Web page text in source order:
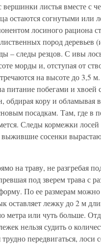
вершинки листья вместе с
остаются согнутыми или
лосиного рациона
пород деревьев
– следы резцов. С ивы
морды и, отступая от
на высоте до 3,5
питание побегами и
обдирая кору и обламывая
посадкам. Там, где в
Следы кормежки лосей
выжившие сосенки
на траву, не разгребая
под зверем трава с
По ее размерам можно
оставляет лежку до 2 м
метра или чуть больше.
нельзя судить о
трудно передвигаться,